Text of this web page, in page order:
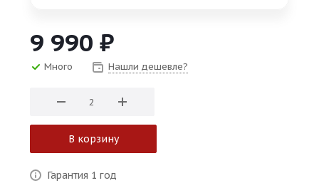
8 800 302-02-51
plait.ru
9 990 ₽
Много Нашли дешевле?
В корзину
Гарантия 1 год